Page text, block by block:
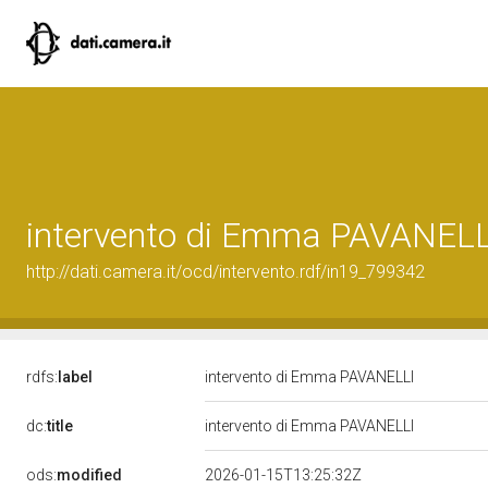
intervento di Emma
http://dati.camera.it/ocd/intervento.rdf/in19_799342
rdfs: label intervento di Emma PAVANELLI
dc:title intervento di Emma PAVANELLI
ods:modified 2026-01-15T13:25:32Z